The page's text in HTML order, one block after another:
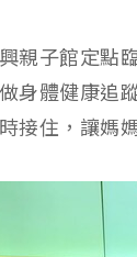
親子館定點
身體健康追
接住，讓媽